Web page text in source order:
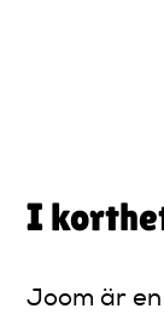
I
Joom är